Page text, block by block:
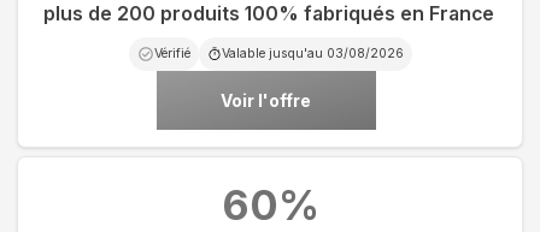
plus de 200 produits 100% fabriqués en France
Vérifié Valable jusqu'au 03/08/2026
Voir l'offre
60%